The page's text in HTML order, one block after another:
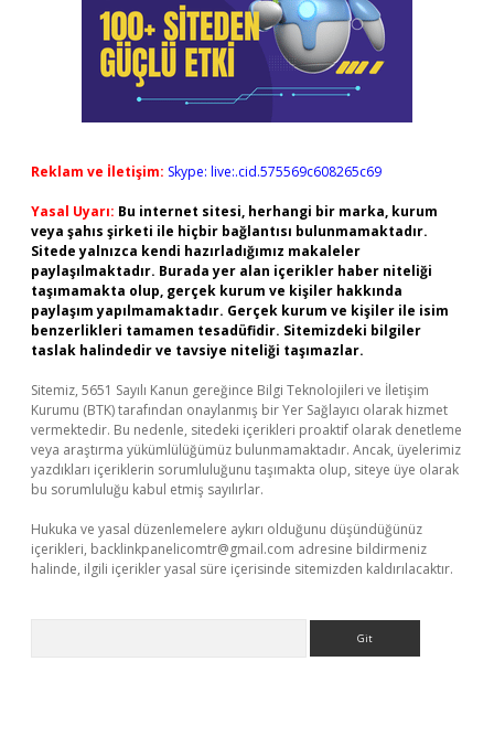
Reklam ve İletişim: Skype: live:.cid.575569c608265c69
Yasal Uyarı: Bu internet sitesi, herhangi bir marka, kurum
veya şahıs şirketi ile hiçbir bağlantısı bulunmamaktadır.
Sitede yalnızca kendi hazırladığımız makaleler
paylaşılmaktadır. Burada yer alan içerikler haber niteliği
taşımamakta olup, gerçek kurum ve kişiler hakkında
paylaşım yapılmamaktadır. Gerçek kurum ve kişiler ile isim
benzerlikleri tamamen tesadüfidir. Sitemizdeki bilgiler
taslak halindedir ve tavsiye niteliği taşımazlar.
Sitemiz, 5651 Sayılı Kanun gereğince Bilgi Teknolojileri ve İletişim
Kurumu (BTK) tarafından onaylanmış bir Yer Sağlayıcı olarak hizmet
vermektedir. Bu nedenle, sitedeki içerikleri proaktif olarak denetleme
veya araştırma yükümlülüğümüz bulunmamaktadır. Ancak, üyelerimiz
yazdıkları içeriklerin sorumluluğunu taşımakta olup, siteye üye olarak
bu sorumluluğu kabul etmiş sayılırlar.
Hukuka ve yasal düzenlemelere aykırı olduğunu düşündüğünüz
içerikleri, backlinkpanelicomtr@gmail.com adresine bildirmeniz
halinde, ilgili içerikler yasal süre içerisinde sitemizden kaldırılacaktır.